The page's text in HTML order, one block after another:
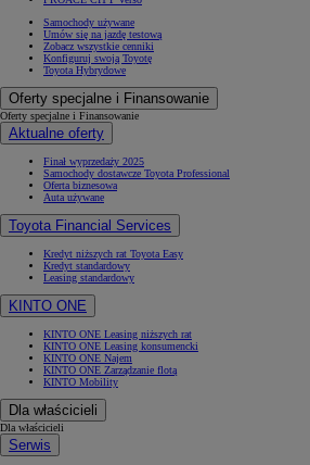
Samochody używane
Umów się na jazdę testową
Zobacz wszystkie cenniki
Konfiguruj swoją Toyotę
Toyota Hybrydowe
Oferty specjalne i Finansowanie
Oferty specjalne i Finansowanie
Aktualne oferty
Finał wyprzedaży 2025
Samochody dostawcze Toyota Professional
Oferta biznesowa
Auta używane
Toyota Financial Services
Kredyt niższych rat Toyota Easy
Kredyt standardowy
Leasing standardowy
KINTO ONE
KINTO ONE Leasing niższych rat
KINTO ONE Leasing konsumencki
KINTO ONE Najem
KINTO ONE Zarządzanie flotą
KINTO Mobility
Dla właścicieli
Dla właścicieli
Serwis